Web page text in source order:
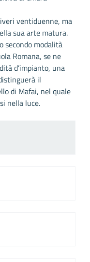
ventiduenne, ma
sua arte matura.
secondo modalità
Romana, se ne
d’impianto, una
il
di Mafai, nel quale
nella luce.